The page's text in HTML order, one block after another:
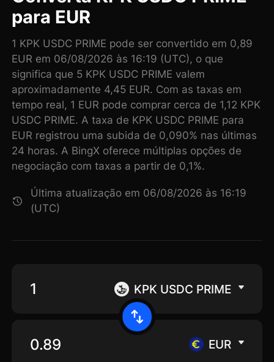
para EUR
1 KPK USDC PRIME pode ser convertido em 0,89
EUR em 06/08/2026 às 16:19 (UTC), o que
significa que 5 KPK USDC PRIME valem
aproximadamente 4,45 EUR. Com as taxas em
tempo real, 1 EUR pode comprar cerca de 1,12 KPK
USDC PRIME. A taxa de KPK USDC PRIME para
EUR registrou uma subida de 0,090% nas últimas
24 horas. A BingX oferece múltiplas opções de
negociação com taxas a partir de 0,1%.
Última atualização em 06/08/2026 às 16:19
(UTC)
KPK USDC PRIME
EUR